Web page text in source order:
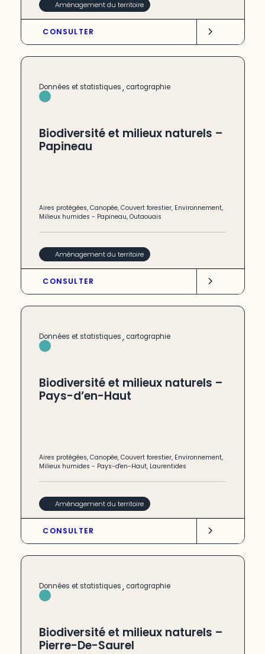
Aménagement du territoire
CONSULTER
Données et statistiques, cartographie
Biodiversité et milieux naturels –
Papineau
Aires protégées,Canopée,Couvert forestier, Environnement,
Milieux humides - Papineau,Outaouais
Aménagement du territoire
CONSULTER
Données et statistiques, cartographie
Biodiversité et milieux naturels –
Pays-d’en-Haut
Aires protégées,Canopée,Couvert forestier, Environnement,
Milieux humides - Pays-d'en-Haut, Laurentides
Aménagement du territoire
CONSULTER
Données et statistiques, cartographie
Biodiversité et milieux naturels –
Pierre-De-Saurel